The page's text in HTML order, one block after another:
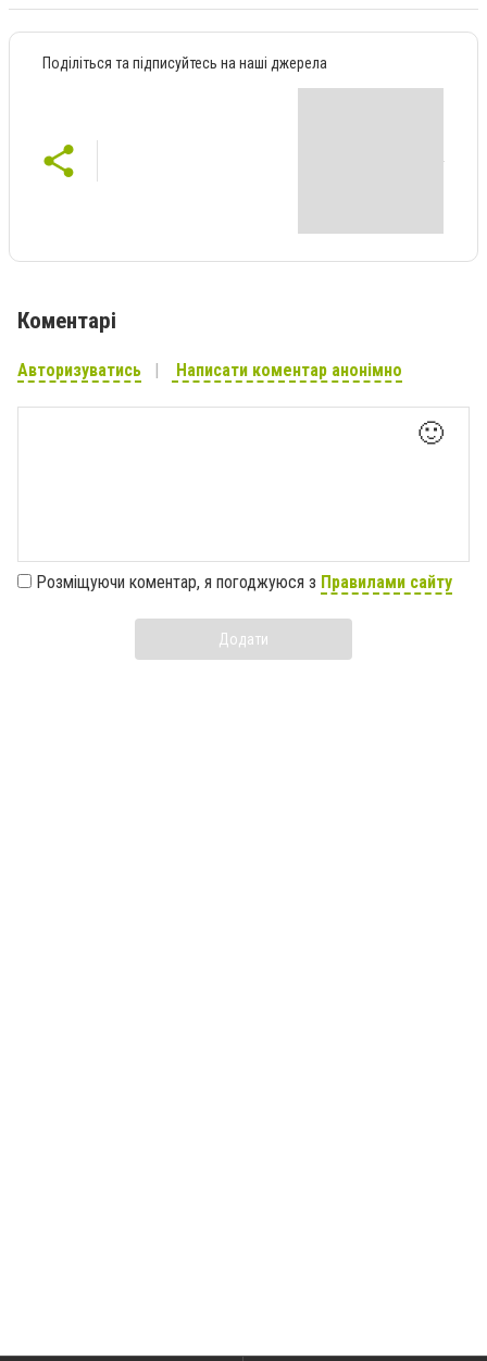
Поділіться та підписуйтесь на наші джерела
Коментарі
Авторизуватись Написати коментар анонімно
🙂
Розміщуючи коментар, я погоджуюся з Правилами сайту
Додати